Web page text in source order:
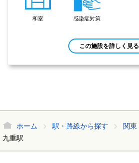
和室 感染症対策
この施設を詳しく見る
ホーム 駅・路線から探す 関東
九重駅